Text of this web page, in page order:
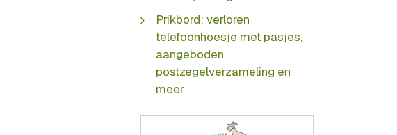
Prikbord: verloren
telefoonhoesje met pasjes,
aangeboden
postzegelverzameling en
meer